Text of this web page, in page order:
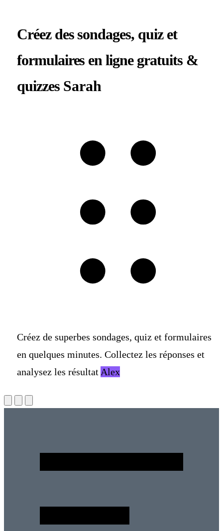
Créez des sondages, quiz et
formulaires en ligne gratuits&
quizzes Sarah
Créez de superbes sondages, quiz et formulaires
en quelques minutes. Collectez les réponses et
analysez les résultats grâc